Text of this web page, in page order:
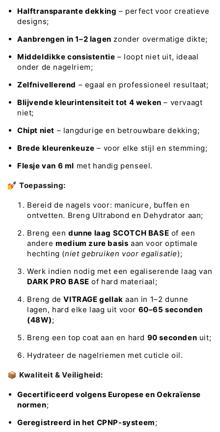
Halftransparante dekking – perfect voor creatieve
designs;
Aanbrengen in 1–2 lagen zonder overmatige dikte;
Middeldikke consistentie – loopt niet uit, ideaal
onder de nagelriem;
Zelfnivellerend – egaal en professioneel resultaat;
Blijvende kleurintensiteit tot 4 weken – vervaagt
niet;
Chipt niet – langdurige en betrouwbare dekking;
Brede kleurenkeuze – voor elke stijl en stemming;
Flesje van 6 ml met handig penseel.
💅Toepassing:
Bereid de nagels voor: manicure, buffen en
ontvetten. Breng Ultrabond en Dehydrator aan;
Breng een dunne laag SCOTCH BASE of een
anderemedium zure basis aan voor optimale
hechting (niet gebruiken voor egalisatie);
Werk indien nodig met een egaliserende laag van
DARK PRO BASE of hard materiaal;
Breng deVITRAGE gellak aan in 1–2 dunne
lagen, hard elke laag uit voor 60–65 seconden
(48W);
Breng een top coat aan en hard 90 seconden uit;
Hydrateer de nagelriemen met cuticle oil.
📦 Kwaliteit & Veiligheid:
Gecertificeerd volgens Europese en Oekraïense
normen;
Geregistreerd in het CPNP-systeem;